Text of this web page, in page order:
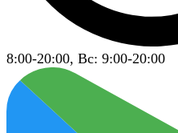
8:00-20:00, Вс: 9:00-20:00